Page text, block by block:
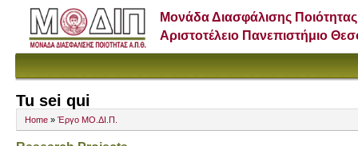
Μονάδα Διασφάλισης Ποιότητας
Αριστοτέλειο Πανεπιστήμιο
Tu sei qui
Home » Έργο ΜΟ.ΔΙ.Π.